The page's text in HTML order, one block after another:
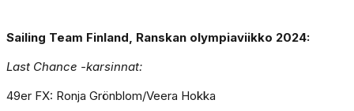
Sailing Team Finland, Ranskan olympiaviikko 2024:
Last Chance -karsinnat:
49er FX: Ronja Grönblom/Veera Hokka